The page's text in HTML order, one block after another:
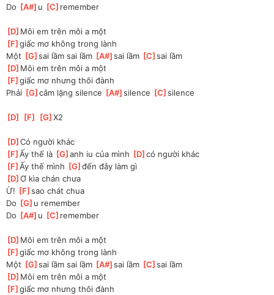
Do [A# ]u [C ]remember
[D ]Môi em trên môi a một
[F ]
giấc mơ không trong lành
Một [G ]
sai lầm sai lầm [A# ]
sai lầm [C ]
sai lầm
[D ]Môi em trên môi a một
[F ]
giấc mơ nhưng thôi đành
Phải [G ]
câm lặng silence [A# ]
silence [C ]
silence
[D [F [G ]
X2
[D ]
Có người khác
[F ]
Ấy thế là [G ]
anh iu của mình [D ]
có người khác
[F ]
Ấy thế mình [G ]
đến đây làm gì
[D ]
Ơ kìa chán chưa
Ừ! [F ]
sao chát chua
Do [G ]u remember
Do [A# ]u [C ]remember
[D ]Môi em trên môi a một
[F ]
giấc mơ không trong lành
Một [G ]
sai lầm sai lầm [A# ]
sai lầm [C ]
sai lầm
[D ]Môi em trên môi a một
[F ]
giấc mơ nhưng thôi đành